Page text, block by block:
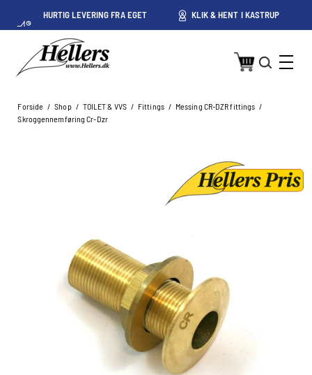
HURTIG LEVERING FRA EGET
LAGER I KASTRUP
KLIK & HENT I KASTRUP
Forside / Shop / TOILET & VVS / Fittings / Messing CR-DZR fittings /
Skroggennemføring Cr-Dzr